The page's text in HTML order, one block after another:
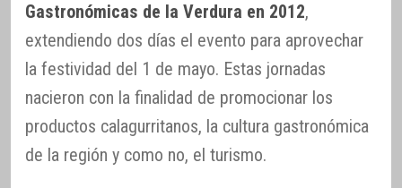
Gastronómicas de la Verdura en 2012,
extendiendo dos días el evento para aprovechar
la festividad del 1 de mayo. Estas jornadas
nacieron con la finalidad de promocionar los
productos calagurritanos, la cultura gastronómica
de la región y como no, el turismo.